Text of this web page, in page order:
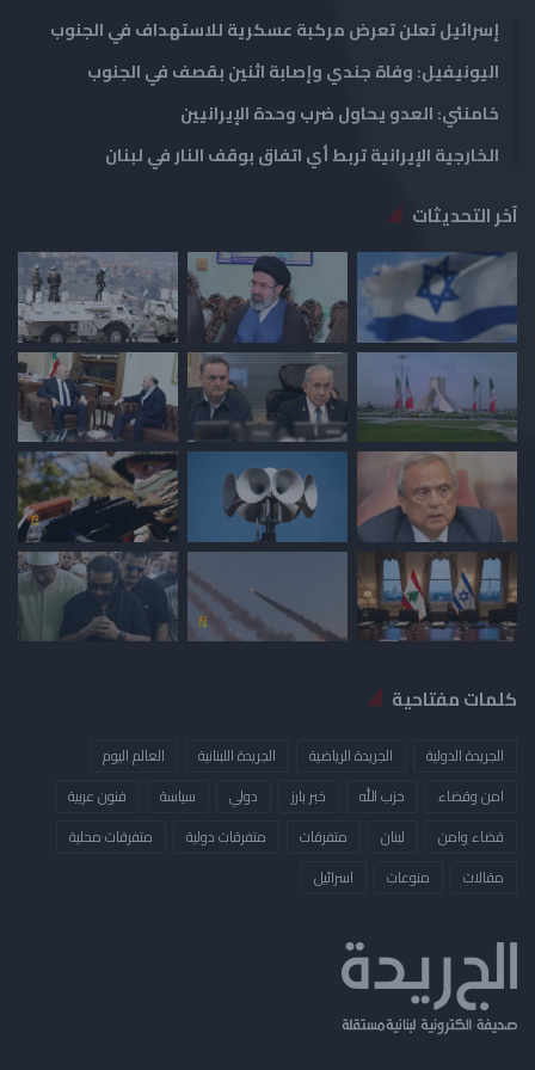
إسرائيل تعلن تعرض مركبة عسكرية للاستهداف في الجنوب
اليونيفيل: وفاة جندي وإصابة اثنين بقصف في الجنوب
خامنئي: العدو يحاول ضرب وحدة الإيرانيين
الخارجية الإيرانية تربط أي اتفاق بوقف النار في لبنان
آخر التحديثات
كلمات مفتاحية
الجريدة الدولية الجريدة الرياضية الجريدة اللبنانية
العالم اليوم
امن وقضاء
حزب الله خبر بارز دولي سياسة
فنون عربية
قضاء وامن
لبنان متفرقات متفرقات دولية
متفرقات محلية
مقالات
منوعات ​اسرائيل